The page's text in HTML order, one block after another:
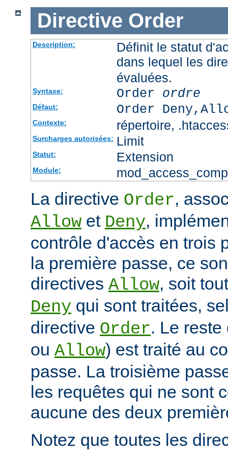
Directive Order
Description:
Définit le statut
dans lequel les
évaluées.
Syntaxe: Order ordre
Défaut: Order
Contexte: répertoire,
Surcharges autorisées: Limit
Statut: Extension
Module:
La directive Order,
Allow et Deny,
contrôle d'accès en trois
la première passe, ce
directives Allow, soit
Deny qui sont traitées,
directive Order. Le
ou Allow) est traité au
passe. La troisième
les requêtes qui ne sont
aucune des deux
Notez que toutes les